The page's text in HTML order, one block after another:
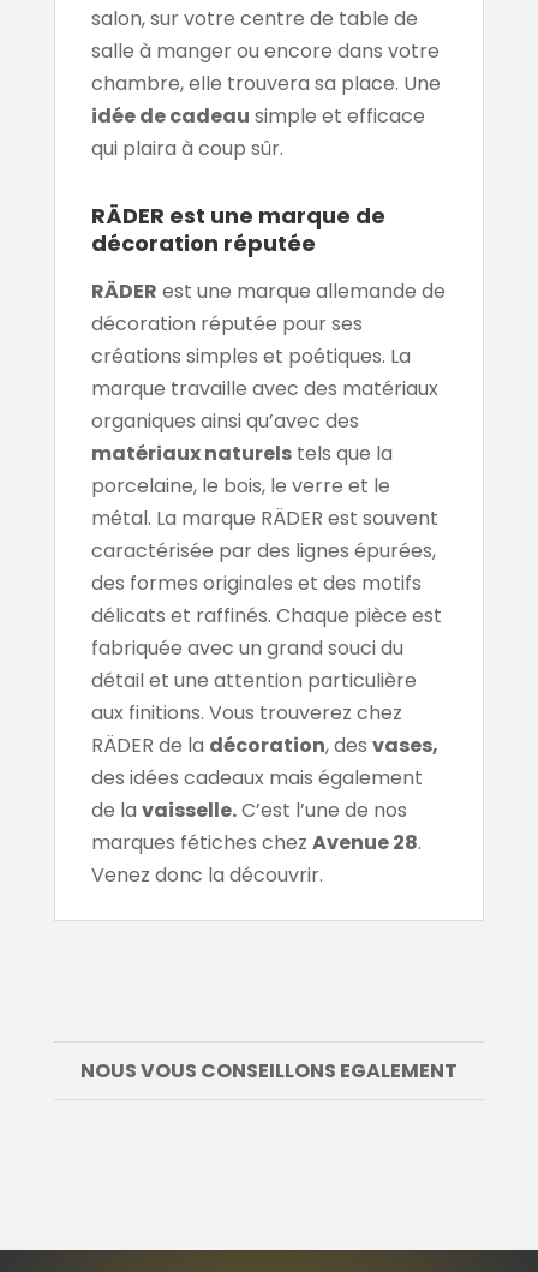
salon, sur votre centre de table de
salle à manger ou encore dans votre
chambre, elle trouvera sa place. Une
idée de cadeau simple et efficace
qui plaira à coup sûr.
RÄDER est une marque de
décoration réputée
RÄDER est une marque allemande de
décoration réputée pour ses
créations simples et poétiques. La
marque travaille avec des matériaux
organiques ainsi qu’avec des
matériaux naturelstels que la
porcelaine, le bois, le verre et le
métal. La marque RÄDER est souvent
caractérisée par des lignes épurées,
des formes originales et des motifs
délicats et raffinés. Chaque pièce est
fabriquée avec un grand souci du
détail et une attention particulière
aux finitions. Vous trouverez chez
RÄDER de la décoration, des vases,
des idées cadeaux mais également
de la vaisselle.C’est l’une de nos
marques fétiches chez Avenue 28.
Venez donc la découvrir.
NOUS VOUS CONSEILLONS EGALEMENT